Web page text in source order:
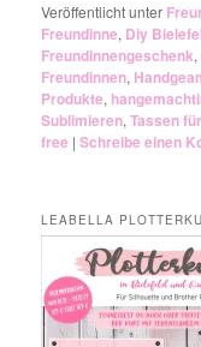
Veröffentlicht unter
Freundinne, Diy
Freundinnengeschenk,
Freundinnen,
Produkte,
Sublimieren,Tassen
free |Schreibe einen
LEABELLA